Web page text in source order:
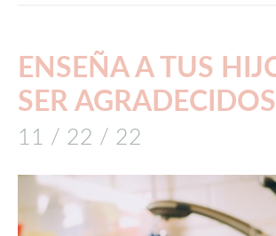
ENSEÑA A TUS
SER AGRADECIDOS
11 / 22 / 22